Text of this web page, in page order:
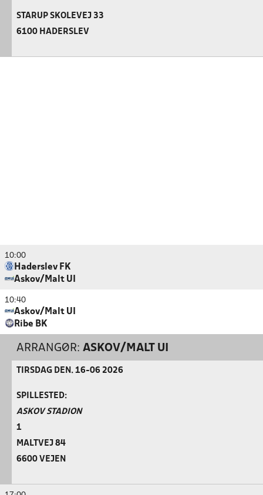
STARUP SKOLEVEJ 33
6100 HADERSLEV
10:00
Haderslev FK
Askov/Malt UI
10:40
Askov/Malt UI
Ribe BK
ARRANGØR: ASKOV/MALT UI
TIRSDAG DEN. 16-06 2026
SPILLESTED:
ASKOV STADION
1
MALTVEJ 84
6600 VEJEN